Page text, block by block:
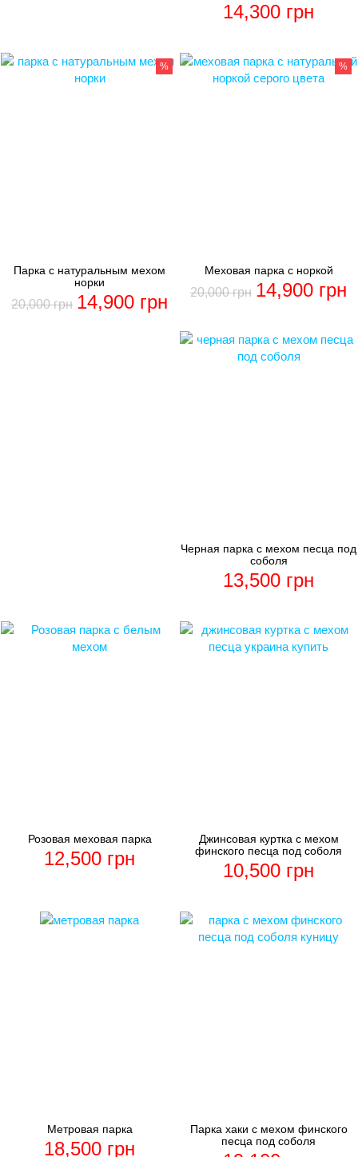
14,300 грн
%
Парка с натуральным мехом
норки
20,000грн 14,900 грн
%
Меховая парка с норкой
20,000грн 14,900 грн
Черная парка с мехом песца под
соболя
13,500 грн
Джинсовая куртка с мехом
финского песца под соболя
10,500 грн
Розовая меховая парка
12,500 грн
Парка хаки с мехом финского
песца под соболя
Метровая парка
18,500 грн